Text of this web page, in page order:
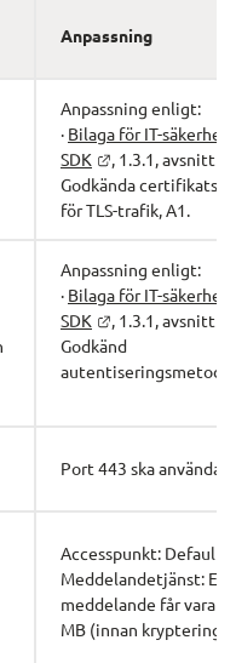
Anpassning
Anpassning enligt:
· Bilaga för IT-säkerhet
SDK
, 1.3.1, avsnitt
Godkända
för TLS-trafik, A1.
Anpassning enligt:
· Bilaga för IT-säkerhet
SDK
, 1.3.1, avsnitt
Godkänd
autentiseringsmetod,
Port 443 ska användas
Accesspunkt: Default
Meddelandetjänst: Ett
meddelande får vara
MB (innan kryptering)